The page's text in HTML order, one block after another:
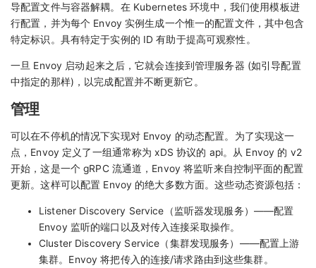
导配置文件与容器解耦。在 Kubernetes 环境中，我们使用模板进
行配置，并为每个 Envoy 实例生成一个惟一的配置文件，其中包含
特定标识。具有特定于实例的 ID 有助于提高可观察性。
一旦 Envoy 启动起来之后，它就会连接到管理服务器 (如引导配置
中指定的那样)，以完成配置并不断更新它。
管理
可以在不停机的情况下实现对 Envoy 的动态配置。为了实现这一
点，Envoy 定义了一组通常称为 xDS 协议的 api。从 Envoy 的 v2
开始，这是一个 gRPC 流通道，Envoy 将监听来自控制平面的配置
更新。这样可以配置 Envoy 的绝大多数方面。这些动态资源包括：
Listener Discovery Service（监听器发现服务）——配置
Envoy 监听的端口以及对传入连接采取操作。
Cluster Discovery Service（集群发现服务）——配置上游
集群。Envoy 将把传入的连接/请求路由到这些集群。